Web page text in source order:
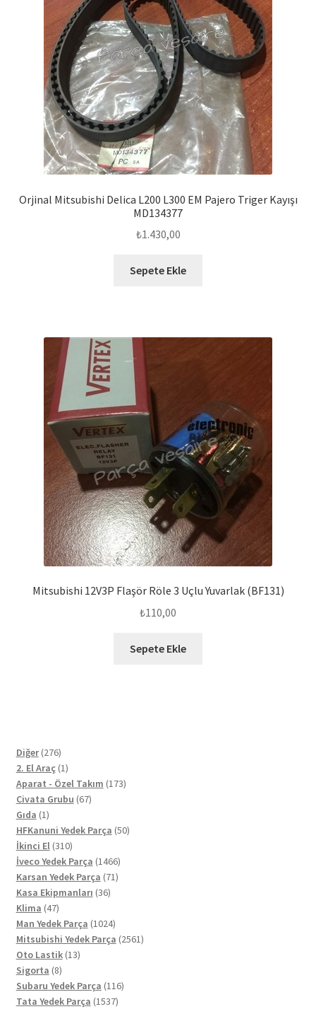
Orjinal Mitsubishi Delica L200 L300 EM Pajero Triger Kayışı
MD134377
₺1.430,00
Sepete Ekle
Mitsubishi 12V3P Flaşör Röle 3 Uçlu Yuvarlak (BF131)
₺110,00
Sepete Ekle
Diğer 276276
ürün
2. El Araç 11
ürün
Aparat - Özel Takım 173173
Civata Grubu 6767
Gıda 11
ürün
HFKanuni Yedek Parça 5050
İkinci El 310310
ürün
İveco Yedek Parça 14661466
ürün
Karsan Yedek Parça 7171
Kasa Ekipmanları 3636
Klima 4747
ürün
Man Yedek Parça 10241024
ürün
Mitsubishi Yedek Parça 25612561
Oto Lastik 1313
Sigorta 88
ürün
Subaru Yedek Parça 116116
Tata Yedek Parça 15371537